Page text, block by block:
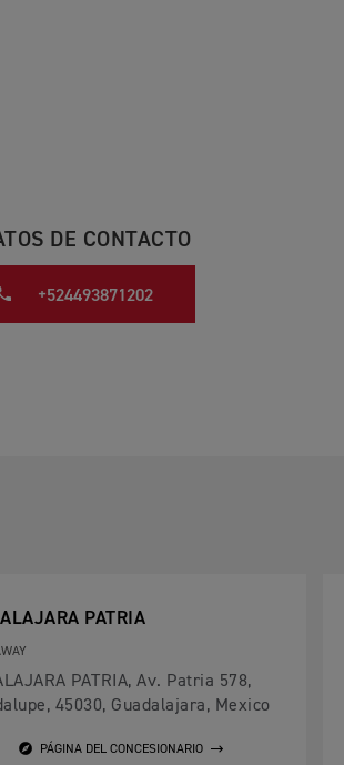
DE CONTACTO
+524493871202
PATRIA
PATRIA, Av. Patria 578,
45030, Guadalajara, Mexico
PÁGINA DEL CONCESIONARIO